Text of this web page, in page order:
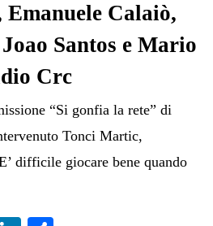
Calaiò,
Santos e Mario
Crc
“Si gonfia la rete” di
Tonci Martic,
difficile giocare bene quando